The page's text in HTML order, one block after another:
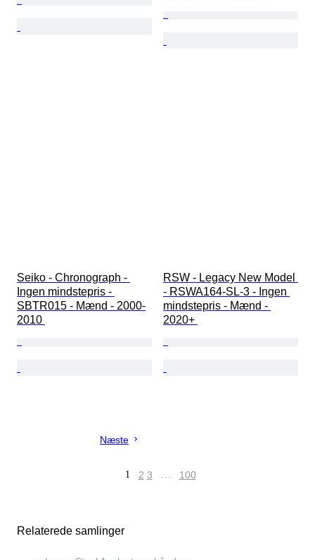
Seiko - Chronograph -
Ingen mindstepris -
SBTR015 - Mænd - 2000-
2010
RSW - Legacy New Model
- RSWA164-SL-3 - Ingen
mindstepris - Mænd -
2020+
Næste
1 2 3 … 100
Relaterede samlinger